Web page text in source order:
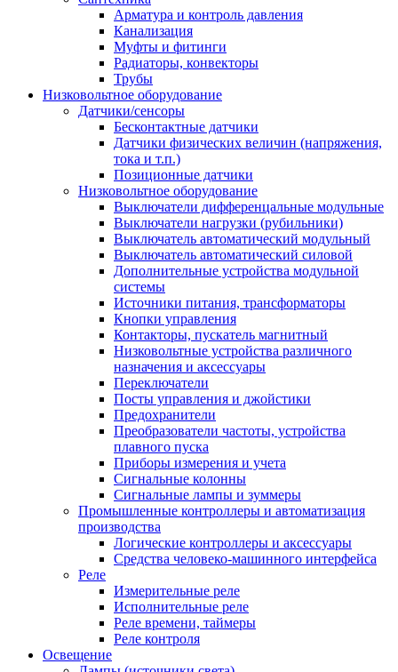
Арматура и контроль давления
Канализация
Муфты и фитинги
Радиаторы, конвекторы
Трубы
Низковольтное оборудование
Датчики/сенсоры
Бесконтактные датчики
Датчики физических величин (напряжения,
тока и т.п.)
Позиционные датчики
Низковольтное оборудование
Выключатели дифференцальные модульные
Выключатели нагрузки (рубильники)
Выключатель автоматический модульный
Выключатель автоматический силовой
Дополнительные устройства модульной
системы
Источники питания, трансформаторы
Кнопки управления
Контакторы, пускатель магнитный
Низковольтные устройства различного
назначения и аксессуары
Переключатели
Посты управления и джойстики
Предохранители
Преобразователи частоты, устройства
плавного пуска
Приборы измерения и учета
Сигнальные колонны
Сигнальные лампы и зуммеры
Промышленные контроллеры и автоматизация
производства
Логические контроллеры и аксессуары
Средства человеко-машинного интерфейса
Реле
Измерительные реле
Исполнительные реле
Реле времени, таймеры
Реле контроля
Освещение